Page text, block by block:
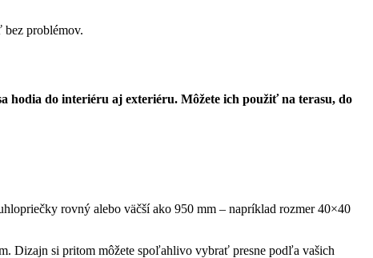
problémov.
hodia do interiéru aj exteriéru. Môžete ich použiť na terasu, do
rovný alebo väčší ako 950 mm – napríklad rozmer 40×40
Dizajn si pritom môžete spoľahlivo vybrať presne podľa vašich